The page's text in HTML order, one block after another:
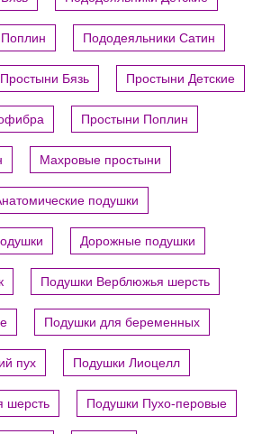
Пододеяльники Сатин
Простыни Бязь Простыни Детские
Простыни Поплин
Махровые простыни
подушки
Дорожные подушки
Подушки Верблюжья шерсть
Подушки для беременных
пух Подушки Лиоцелл
шерсть Подушки Пухо-перовые